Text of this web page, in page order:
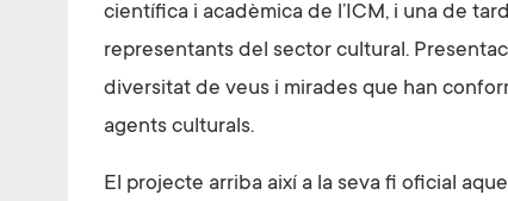
científica i acadèmica de l’ICM, i una de
representants del sector cultural.
diversitat de veus i mirades que han
agents culturals.
El projecte arriba així a la seva fi oficial